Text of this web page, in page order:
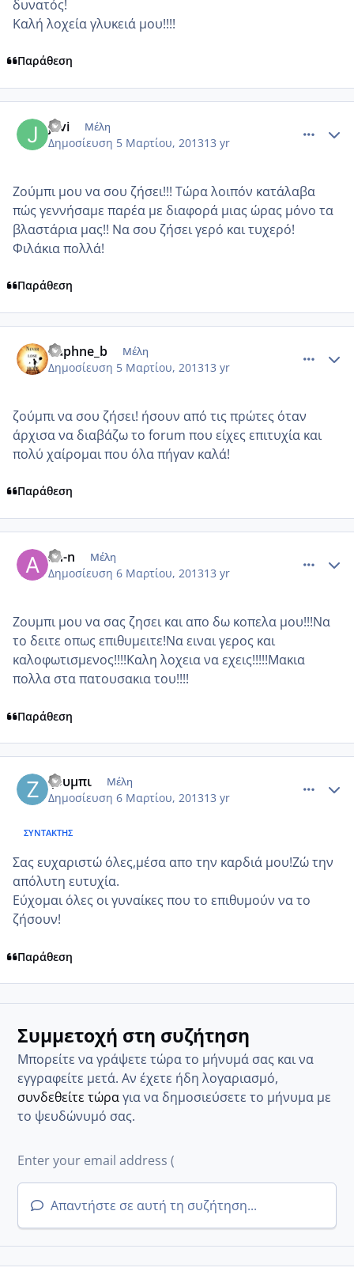
δυνατός!
Καλή λοχεία γλυκειά μου!!!!
Παράθεση
jovi Μέλη
Δημοσίευση 5 Μαρτίου, 201313 yr
Ζούμπι μου να σου ζήσει!!! Τώρα λοιπόν κατάλαβα
πώς γεννήσαμε παρέα με διαφορά μιας ώρας μόνο τα
βλαστάρια μας!! Να σου ζήσει γερό και τυχερό!
Φιλάκια πολλά!
Παράθεση
daphne_b Μέλη
Δημοσίευση 5 Μαρτίου, 201313 yr
ζούμπι να σου ζήσει! ήσουν από τις πρώτες όταν
άρχισα να διαβάζω το forum που είχες επιτυχία και
πολύ χαίρομαι που όλα πήγαν καλά!
Παράθεση
an-n Μέλη
Δημοσίευση 6 Μαρτίου, 201313 yr
Ζουμπι μου να σας ζησει και απο δω κοπελα μου!!!Να
το δειτε οπως επιθυμειτε!Να ειναι γερος και
καλοφωτισμενος!!!!Καλη λοχεια να εχεις!!!!!Μακια
πολλα στα πατουσακια του!!!!
Παράθεση
ζουμπι Μέλη
Δημοσίευση 6 Μαρτίου, 201313 yr
ΣΥΝΤΆΚΤΗΣ
Σας ευχαριστώ όλες,μέσα απο την καρδιά μου!Ζώ την
απόλυτη ευτυχία.
Εύχομαι όλες οι γυναίκες που το επιθυμούν να το
ζήσουν!
Παράθεση
Συμμετοχή στη συζήτηση
Μπορείτε να γράψετε τώρα το μήνυμά σας και να
εγγραφείτε μετά. Αν έχετε ήδη λογαριασμό,
συνδεθείτε τώραγια να δημοσιεύσετε το μήνυμα με
το ψευδώνυμό σας.
Απαντήστε σε αυτή τη συζήτηση...